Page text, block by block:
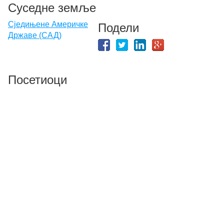
Суседне земље
Сједињене Америчке
Државе (САД)
Подели
Посетиоци